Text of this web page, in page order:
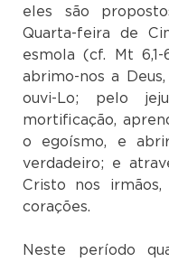
eles são
Quarta-feira de
esmola (cf. Mt 6,1-
abrimo-nos a
ouvi-Lo; pelo
mortificação,
o egoísmo, e
verdadeiro; e
Cristo nos
corações.
Neste período